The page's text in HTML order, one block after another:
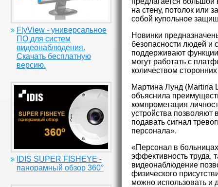
FlyView - универсальное
ПО для систем
видеонаблюдения.
Скачать бесплатную
версию.
IDIS SUPER FISHEYE -
панорамный обзор 360°
на стену, потолок или
собой купольное
Новинки
безопасности людей и
поддерживают
могут работать с
количеством
Мартина Лунд (Martina
объяснила
компрометация
устройства позволяют
подавать сигнал
персонала».
«Персонал в
эффективность труда,
видеонаблюдение
физического
можно использовать и